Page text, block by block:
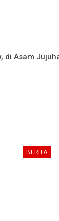
di Asam
BERITA